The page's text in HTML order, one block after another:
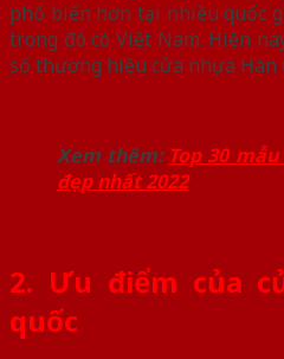
phổ biến hơn tại nhiều quốc
trong đó có Việt Nam. Hiện
số thương hiệu cửa nhựa Hàn
Xem thêm: Top 30
đẹp nhất 2022
2. Ưu điểm của
quốc